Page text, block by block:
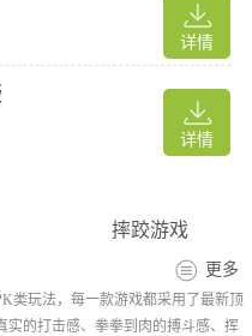
详情
详情
摔跤游戏
更多
类玩法，每一款游戏都采用了最新顶
实的打击感、拳拳到肉的搏斗感、挥